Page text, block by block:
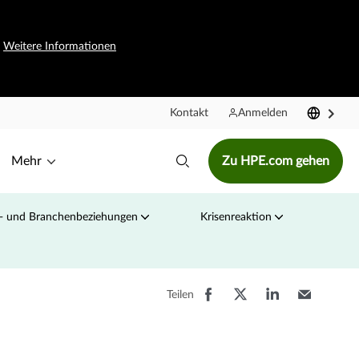
Weitere Informationen
Kontakt Anmelden
Mehr Zu HPE.com gehen
und Branchenbeziehungen Krisenreaktion
Teilen